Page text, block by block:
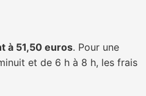
à 51,50 euros. Pour une
et de 6 h à 8 h, les frais